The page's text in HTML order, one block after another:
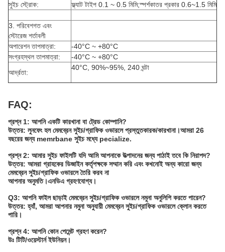
সুইচ স্ট্রোক:
ফ্ল্যাট টাইপ 0.1 ~ 0.5 মিমি;স্পর্শকাতর প্রকার 0.6~1.5 মিমি
3. পরিবেশগত এবং
স্টোরেজ শর্তাবলী
অপারেশন তাপমাত্রা:
-40°C ~ +80°C
সংগ্রহস্থল তাপমাত্রা:
-40°C ~ +80°C
আর্দ্রতা:
40°C, 90%~95%, 240 ঘন্টা
FAQ:
প্রশ্ন 1: আপনি একটি কারখানা বা ট্রেড কোম্পানি?
উত্তর: লুনফেং হল মেমব্রেন সুইচ/গ্রাফিক ওভারলে প্রস্তুতকারক/কারখানা।আমরা 26
বছরের জন্য memrbane সুইচ মধ্যে pecialize.
প্রশ্ন 2: আমার সুইচ ফাইলটি যদি আমি আপনাকে উত্পাদনের জন্য পাঠাই তবে কি নিরাপদ?
উত্তর: আমরা গ্রাহকের ডিজাইন কর্তৃপক্ষকে সম্মান করি এবং কখনোই অন্য কারো জন্য
মেমব্রেন সুইচ/গ্রাফিক ওভারলে তৈরি করব না
আপনার অনুমতি।এনডিএ গ্রহণযোগ্য।
Q3: আপনি ফাইল ছাড়াই মেমব্রেন সুইচ/গ্রাফিক ওভারলে নমুনা অনুলিপি করতে পারেন?
উত্তর: হ্যাঁ, আমরা আপনার নমুনা অনুযায়ী মেমব্রেন সুইচ/গ্রাফিক ওভারলে ক্লোন করতে
পারি।
প্রশ্ন 4: আপনি কোন পেমেন্ট গ্রহণ করেন?
উঃ টিটি/ওয়েস্টার্ন ইউনিয়ন।